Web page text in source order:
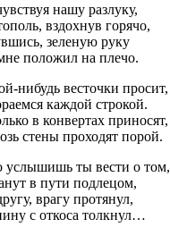
нашу разлуку,
вздохнув горячо,
зеленую руку
положил на плечо.
нибудь весточки просит,
каждой строкой.
в конвертах приносят,
стены проходят порой.
услышишь ты вести о том,
в пути подлецом,
врагу протянул,
с откоса толкнул…